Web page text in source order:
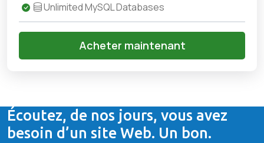
Unlimited MySQL Databases
Acheter maintenant
Écoutez, de nos jours, vous avez
besoin d’un site Web. Un bon.